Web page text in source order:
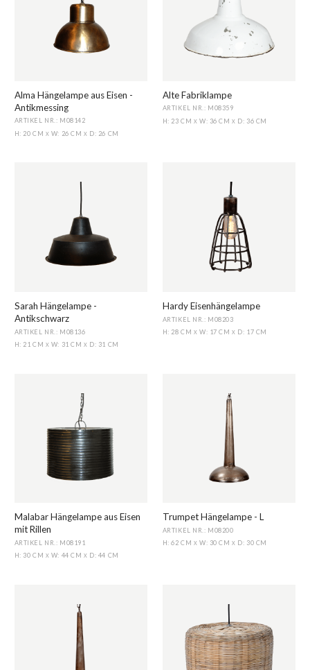
Alma Hängelampe aus Eisen -
Antikmessing
ARTIKEL NR.: M08142
H: 20 CM X W: 26 CM X D: 26 CM
Alte Fabriklampe
ARTIKEL NR.: M08359
H: 23 CM X W: 36 CMX D: 36 CM
Sarah Hängelampe -
Antikschwarz
ARTIKEL NR.: M08136
H: 21 CM X W: 31 CM X D: 31 CM
Hardy Eisenhängelampe
ARTIKEL NR.: M08203
H: 28 CM X W: 17 CMX D: 17 CM
Malabar Hängelampe aus Eisen
mit Rillen
ARTIKEL NR.: M08191
H: 30 CM X W: 44 CM X D: 44 CM
Trumpet Hängelampe - L
ARTIKEL NR.: M08200
H: 62 CM X W: 30 CMX D: 30 CM